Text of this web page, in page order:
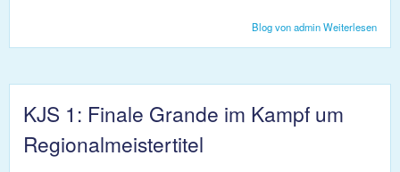
Weiterlesen
Blog von admin
KJS 1: Finale Grande im Kampf um
Regionalmeistertitel